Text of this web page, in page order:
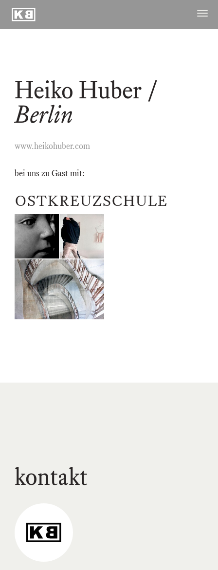
Menü
Kunstraum
Braugasse
Heiko Huber /
Berlin
www.heikohuber.com
bei uns zu Gast mit:
OSTKREUZSCHULE
26.10.2017
–
15.12.2017
kontakt
Kunstraum-
Braugasse-